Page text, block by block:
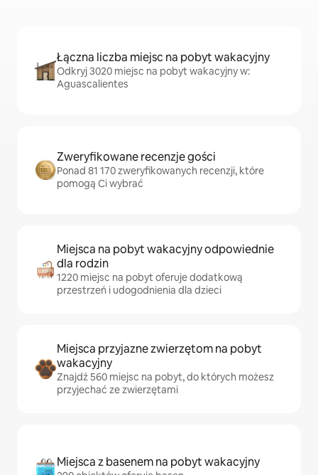
Łączna liczba miejsc na pobyt wakacyjny
Odkryj 3020 miejsc na pobyt wakacyjny w:
Aguascalientes
Zweryfikowane recenzje gości
Ponad 81 170 zweryfikowanych recenzji, które
pomogą Ci wybrać
Miejsca na pobyt wakacyjny odpowiednie
dla rodzin
1220 miejsc na pobyt oferuje dodatkową
przestrzeń i udogodnienia dla dzieci
Miejsca przyjazne zwierzętom na pobyt
wakacyjny
Znajdź 560 miejsc na pobyt, do których możesz
przyjechać ze zwierzętami
Miejsca z basenem na pobyt wakacyjny